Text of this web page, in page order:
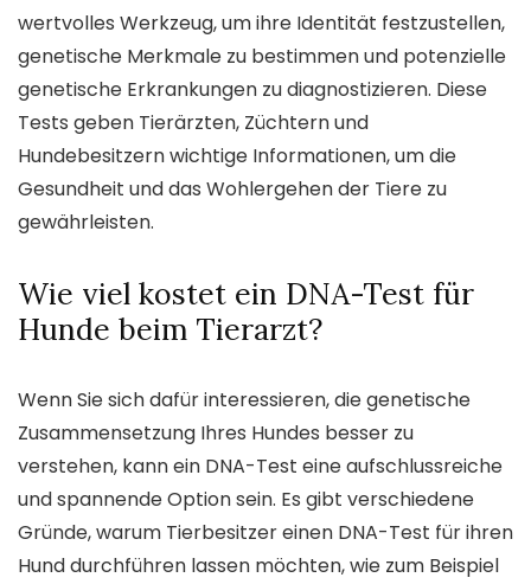
wertvolles Werkzeug, um ihre Identität festzustellen,
genetische Merkmale zu bestimmen und potenzielle
genetische Erkrankungen zu diagnostizieren. Diese
Tests geben Tierärzten, Züchtern und
Hundebesitzern wichtige Informationen, um die
Gesundheit und das Wohlergehen der Tiere zu
gewährleisten.
Wie viel kostet ein DNA-Test für
Hunde beim Tierarzt?
Wenn Sie sich dafür interessieren, die genetische
Zusammensetzung Ihres Hundes besser zu
verstehen, kann ein DNA-Test eine aufschlussreiche
und spannende Option sein. Es gibt verschiedene
Gründe, warum Tierbesitzer einen DNA-Test für ihren
Hund durchführen lassen möchten, wie zum Beispiel